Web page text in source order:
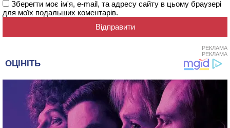
Зберегти моє ім'я, e-mail, та адресу сайту в цьому браузері
для моїх подальших коментарів.
РЕКЛАМА
РЕКЛАМА